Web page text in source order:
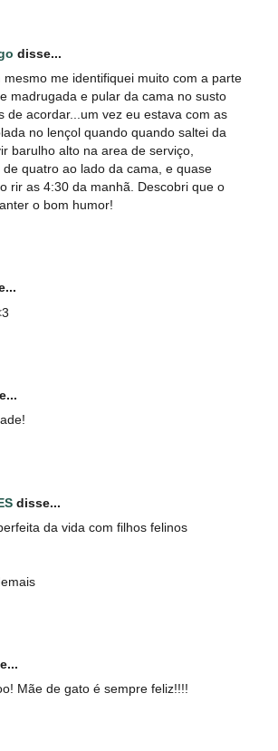
disse...
mesmo me identifiquei muito com a parte
madrugada e pular da cama no susto
de acordar...um vez eu estava com as
no lençol quando quando saltei da
barulho alto na area de serviço,
de quatro ao lado da cama, e quase
rir as 4:30 da manhã. Descobri que o
o bom humor!
disse...
da vida com filhos felinos
Mãe de gato é sempre feliz!!!!